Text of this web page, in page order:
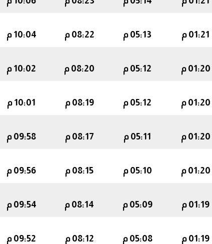
01:21 م 05:13 م 08:22 م 10:04 م
01:20 م 05:12 م 08:20 م 10:02 م
01:20 م 05:12 م 08:19 م 10:01 م
01:20 م 05:11 م 08:17 م 09:58 م
01:20 م 05:10 م 08:15 م 09:56 م
01:19 م 05:09 م 08:14 م 09:54 م
01:19 م 05:08 م 08:12 م 09:52 م